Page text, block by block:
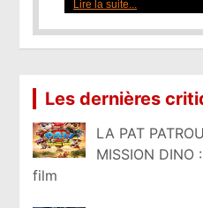
Lire la suite...
Les dernières
LA PAT
MISSION
film